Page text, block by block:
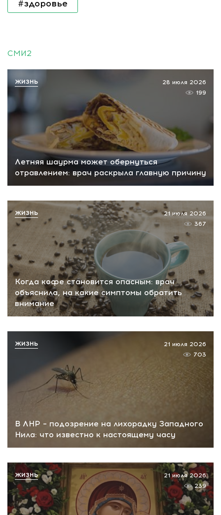
#здоровье
СМИ2
Летняя шаурма может обернуться
отравлением: врач раскрыла главную причину
28 июля 2026
199
ЖИЗНЬ
Когда кофе становится опасным: врач
объяснила, на какие симптомы обратить
внимание
21 июля 2026
367
ЖИЗНЬ
В ЛНР – подозрение на лихорадку Западного
Нила: что известно к настоящему часу
21 июля 2026
703
ЖИЗНЬ
21 июля 2026
239
ЖИЗНЬ